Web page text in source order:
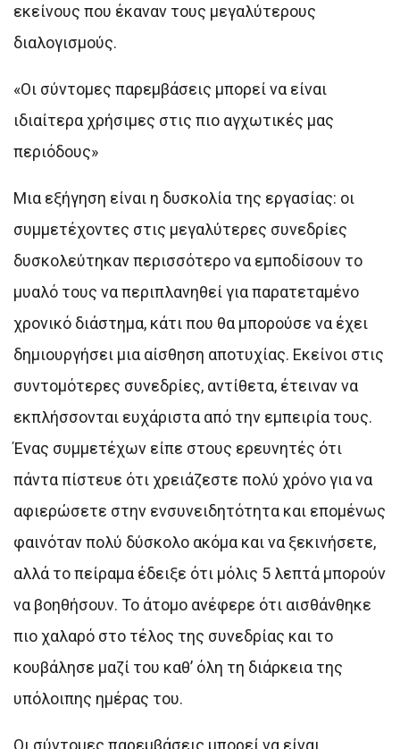
εκείνους που έκαναν τους μεγαλύτερους
διαλογισμούς.
«Οι σύντομες παρεμβάσεις μπορεί να είναι
ιδιαίτερα χρήσιμες στις πιο αγχωτικές μας
περιόδους»
Μια εξήγηση είναι η δυσκολία της εργασίας: οι
συμμετέχοντες στις μεγαλύτερες συνεδρίες
δυσκολεύτηκαν περισσότερο να εμποδίσουν το
μυαλό τους να περιπλανηθεί για παρατεταμένο
χρονικό διάστημα, κάτι που θα μπορούσε να έχει
δημιουργήσει μια αίσθηση αποτυχίας. Εκείνοι στις
συντομότερες συνεδρίες, αντίθετα, έτειναν να
εκπλήσσονται ευχάριστα από την εμπειρία τους.
Ένας συμμετέχων είπε στους ερευνητές ότι
πάντα πίστευε ότι χρειάζεστε πολύ χρόνο για να
αφιερώσετε στην ενσυνειδητότητα και επομένως
φαινόταν πολύ δύσκολο ακόμα και να ξεκινήσετε,
αλλά το πείραμα έδειξε ότι μόλις 5 λεπτά μπορούν
να βοηθήσουν. Το άτομο ανέφερε ότι αισθάνθηκε
πιο χαλαρό στο τέλος της συνεδρίας και το
κουβάλησε μαζί του καθ’ όλη τη διάρκεια της
υπόλοιπης ημέρας του.
Οι σύντομες παρεμβάσεις μπορεί να είναι